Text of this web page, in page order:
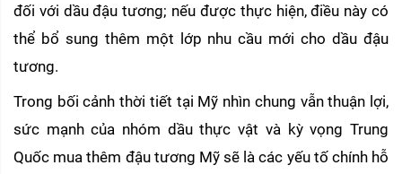
đối với dầu đậu tương; nếu được thực hiện, điều này có
thể bổ sung thêm một lớp nhu cầu mới cho dầu đậu
tương.
Trong bối cảnh thời tiết tại Mỹ nhìn chung vẫn thuận lợi,
sức mạnh của nhóm dầu thực vật và kỳ vọng Trung
Quốc mua thêm đậu tương Mỹ sẽ là các yếu tố chính hỗ